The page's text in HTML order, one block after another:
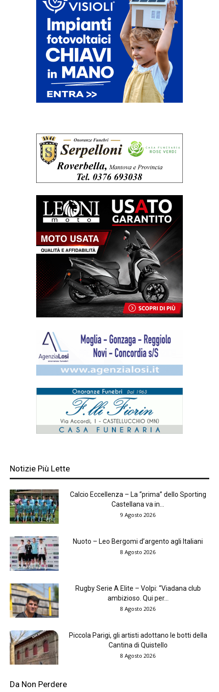
Notizie Più Lette
Calcio Eccellenza – La “prima” dello Sporting
Castellana va in...
9 Agosto 2026
Nuoto – Leo Bergomi d’argento agli Italiani
8 Agosto 2026
Rugby Serie A Elite – Volpi: “Viadana club
ambizioso. Qui per...
8 Agosto 2026
Piccola Parigi, gli artisti adottano le botti della
Cantina di Quistello
8 Agosto 2026
Da Non Perdere